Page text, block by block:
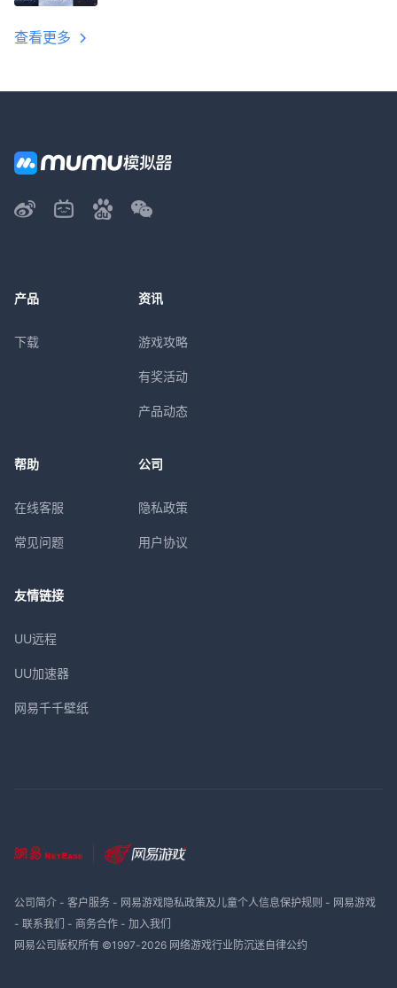
查看更多
产品
下载
资讯
游戏攻略
有奖活动
产品动态
帮助
在线客服
常见问题
公司
隐私政策
用户协议
友情链接
UU远程
UU加速器
网易千千壁纸
公司简介- 客户服务- 网易游戏隐私政策及儿童个人信息保护规则 - 网易游戏
- 联系我们 - 商务合作- 加入我们
网易公司版权所有 ©1997-2026 网络游戏行业防沉迷自律公约